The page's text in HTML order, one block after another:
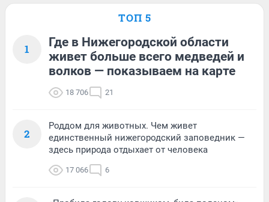
ТОП 5
1
Где в Нижегородской области
живет больше всего медведей и
волков — показываем на карте
18 706 21
2
Роддом для животных. Чем живет
единственный нижегородский заповедник —
здесь природа отдыхает от человека
17 066 6